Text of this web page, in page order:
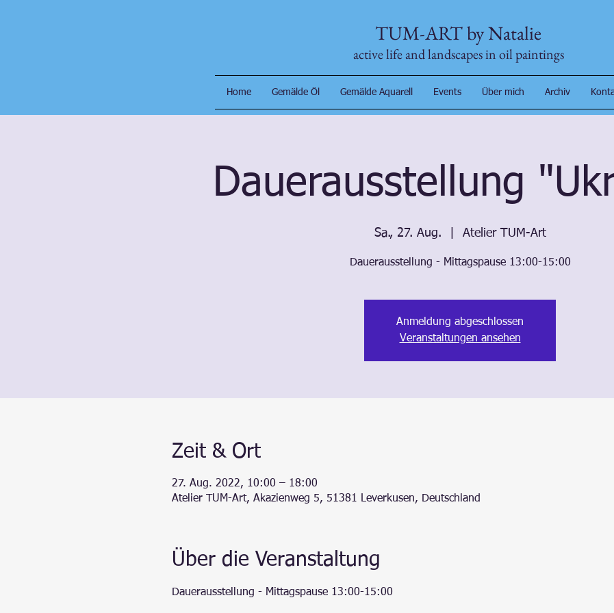
TUM-ART by Natalie
active life and landscapes in oil paintings
Home Gemälde Öl Gemälde Aquarell Events Über mich Archiv
Dauerausstellung
Sa., 27. Aug. Atelier TUM-Art
Dauerausstellung - Mittagspause 13:00-15:00
Anmeldung abgeschlossen
Veranstaltungen ansehen
Zeit & Ort
27. Aug. 2022, 10:00 – 18:00
Atelier TUM-Art, Akazienweg 5, 51381 Leverkusen, Deutschland
Über die Veranstaltung
Dauerausstellung - Mittagspause 13:00-15:00